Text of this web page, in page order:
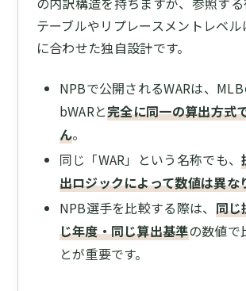
テーブルやリプレースメントレベ
に合わせた独自設計です。
NPBで公開されるWARは、
bWARと完全に同一の算出方式
ん。
同じ「WAR」という名称でも、
出ロジックによって数値は異な
NPB選手を比較する際は、 同じ
じ年度・同じ算出基準の数値で
とが重要です。